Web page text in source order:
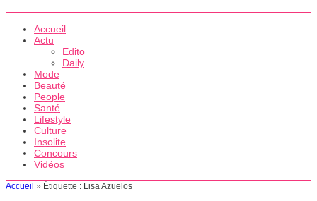
Accueil
Actu
Edito
Daily
Mode
Beauté
People
Santé
Lifestyle
Culture
Insolite
Concours
Vidéos
Accueil » Étiquette : Lisa Azuelos